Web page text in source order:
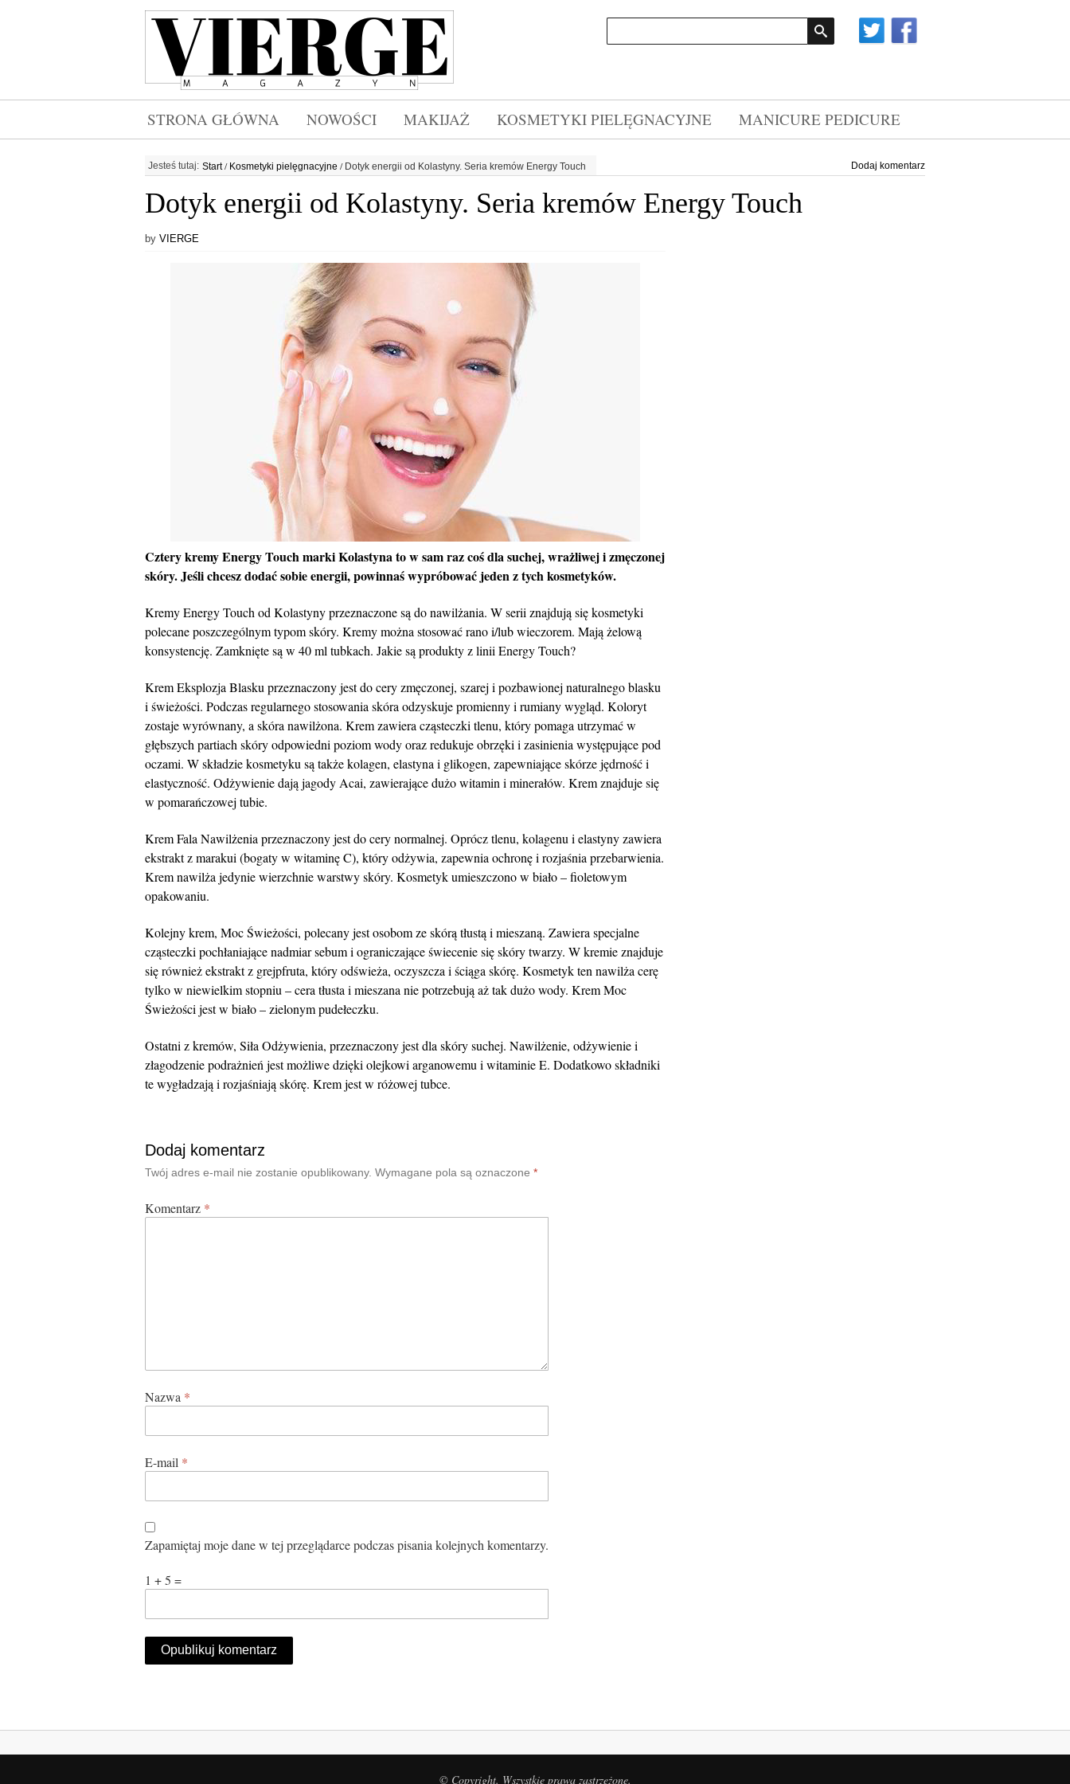
STRONA GŁÓWNA NOWOŚCI MAKIJAŻ KOSMETYKI PIELĘGNACYJNE MANICURE PEDICURE
Jesteś tutaj: Start/ Kosmetyki pielęgnacyjne / Dotyk energii od Kolastyny. Seria kremów Energy Touch Dodaj komentarz
Dotyk energii od Kolastyny. Seria kremów Energy Touch
by VIERGE
Cztery kremy Energy Touch marki Kolastyna to w sam raz coś dla suchej, wrażliwej i zmęczonej
skóry. Jeśli chcesz dodać sobie energii, powinnaś wypróbować jeden z tych kosmetyków.
Kremy Energy Touch od Kolastyny przeznaczone są do nawilżania. W serii znajdują się kosmetyki
polecane poszczególnym typom skóry. Kremy można stosować rano i/lub wieczorem. Mają żelową
konsystencję. Zamknięte są w 40 ml tubkach. Jakie są produkty z linii Energy Touch?
Krem Eksplozja Blasku przeznaczony jest do cery zmęczonej, szarej i pozbawionej naturalnego blasku
i świeżości. Podczas regularnego stosowania skóra odzyskuje promienny i rumiany wygląd. Koloryt
zostaje wyrównany, a skóra nawilżona. Krem zawiera cząsteczki tlenu, który pomaga utrzymać w
głębszych partiach skóry odpowiedni poziom wody oraz redukuje obrzęki i zasinienia występujące pod
oczami. W składzie kosmetyku są także kolagen, elastyna i glikogen, zapewniające skórze jędrność i
elastyczność. Odżywienie dają jagody Acai, zawierające dużo witamin i minerałów. Krem znajduje się
w pomarańczowej tubie.
Krem Fala Nawilżenia przeznaczony jest do cery normalnej. Oprócz tlenu, kolagenu i elastyny zawiera
ekstrakt z marakui (bogaty w witaminę C), który odżywia, zapewnia ochronę i rozjaśnia przebarwienia.
Krem nawilża jedynie wierzchnie warstwy skóry. Kosmetyk umieszczono w biało – fioletowym
opakowaniu.
Kolejny krem, Moc Świeżości, polecany jest osobom ze skórą tłustą i mieszaną. Zawiera specjalne
cząsteczki pochłaniające nadmiar sebum i ograniczające świecenie się skóry twarzy. W kremie znajduje
się również ekstrakt z grejpfruta, który odświeża, oczyszcza i ściąga skórę. Kosmetyk ten nawilża cerę
tylko w niewielkim stopniu – cera tłusta i mieszana nie potrzebują aż tak dużo wody. Krem Moc
Świeżości jest w biało – zielonym pudełeczku.
Ostatni z kremów, Siła Odżywienia, przeznaczony jest dla skóry suchej. Nawilżenie, odżywienie i
złagodzenie podrażnień jest możliwe dzięki olejkowi arganowemu i witaminie E. Dodatkowo składniki
te wygładzają i rozjaśniają skórę. Krem jest w różowej tubce.
Dodaj komentarz
Twój adres e-mail nie zostanie opublikowany. Wymagane pola są oznaczone *
Komentarz *
Nazwa *
E-mail *
Zapamiętaj moje dane w tej przeglądarce podczas pisania kolejnych komentarzy.
1 + 5 =
© Copyright. Wszystkie prawa zastrzeżone.